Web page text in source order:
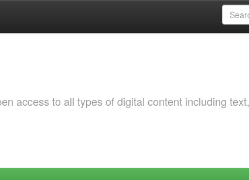
access to all types of digital content including